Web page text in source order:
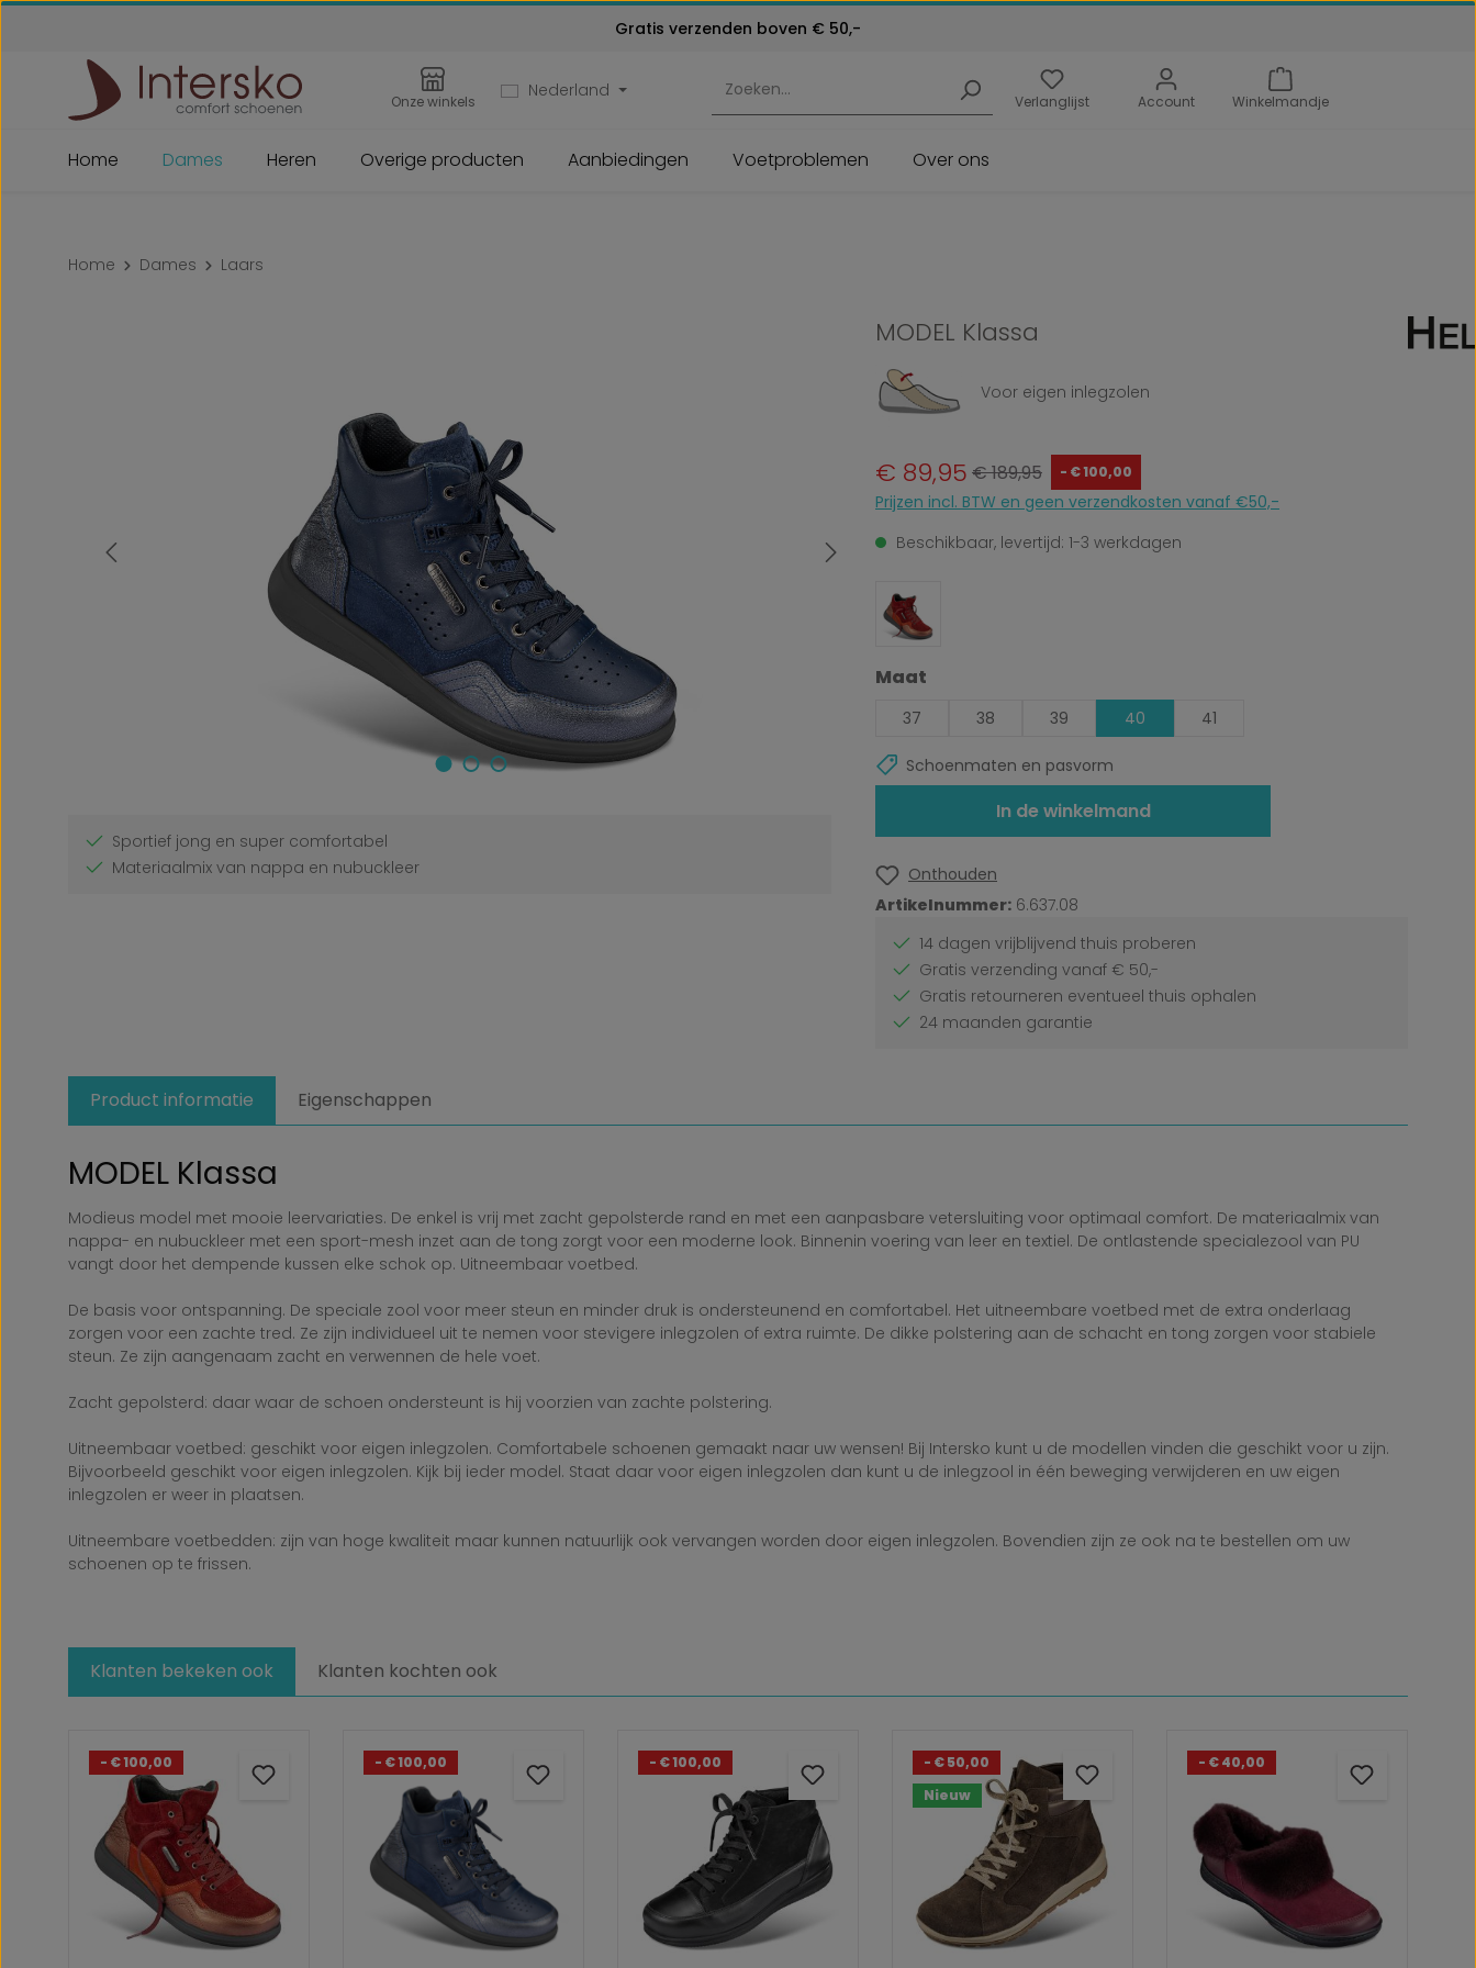
Onze winkels
Nederland
Verlanglijst Account Winkelmandje
Home Dames Heren Overige producten Aanbiedingen Voetproblemen Over ons
Home Dames Laars
Sportief jong en super comfortabel
Materiaalmix van nappa en nubuckleer
MODEL Klassa
Voor eigen inlegzolen
Verkoopprijs:
€ 89,95 Normale prijs:
€ 189,95 - € 100,00
Prijzen incl. BTW en geen verzendkosten vanaf €50,-
Beschikbaar, levertijd: 1-3 werkdagen
Selecteer
Maat
37 38 39 40 41
Schoenmaten en pasvorm
In de winkelmand
Onthouden
Artikelnummer: 6.637.08
14 dagen vrijblijvend thuis proberen
Gratis verzending vanaf € 50,-
Gratis retourneren eventueel thuis ophalen
24 maanden garantie
Product informatie Eigenschappen
MODEL Klassa
Modieus model met mooie leervariaties. De enkel is vrij met zacht gepolsterde rand en met een aanpasbare vetersluiting voor optimaal comfort. De materiaalmix van
nappa- en nubuckleer met een sport-mesh inzet aan de tong zorgt voor een moderne look. Binnenin voering van leer en textiel. De ontlastende specialezool van PU
vangt door het dempende kussen elke schok op. Uitneembaar voetbed.
De basis voor ontspanning. De speciale zool voor meer steun en minder druk is ondersteunend en comfortabel. Het uitneembare voetbed met de extra onderlaag
zorgen voor een zachte tred. Ze zijn individueel uit te nemen voor stevigere inlegzolen of extra ruimte. De dikke polstering aan de schacht en tong zorgen voor stabiele
steun. Ze zijn aangenaam zacht en verwennen de hele voet.
Zacht gepolsterd: daar waar de schoen ondersteunt is hij voorzien van zachte polstering.
Uitneembaar voetbed: geschikt voor eigen inlegzolen. Comfortabele schoenen gemaakt naar uw wensen! Bij Intersko kunt u de modellen vinden die geschikt voor u zijn.
Bijvoorbeeld geschikt voor eigen inlegzolen. Kijk bij ieder model. Staat daar voor eigen inlegzolen dan kunt u de inlegzool in één beweging verwijderen en uw eigen
inlegzolen er weer in plaatsen.
Uitneembare voetbedden: zijn van hoge kwaliteit maar kunnen natuurlijk ook vervangen worden door eigen inlegzolen. Bovendien zijn ze ook na te bestellen om uw
schoenen op te frissen.
Klanten bekeken ook Klanten kochten ook
- € 100,00 - € 100,00 - € 100,00
- € 50,00
Nieuw
- € 40,00